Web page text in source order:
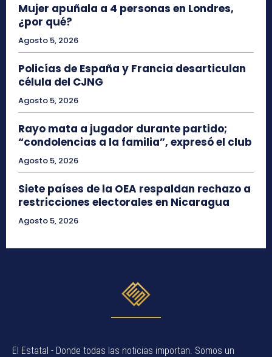
Mujer apuñala a 4 personas en Londres,
¿por qué?
Agosto 5, 2026
Policías de España y Francia desarticulan
célula del CJNG
Agosto 5, 2026
Rayo mata a jugador durante partido;
“condolencias a la familia”, expresó el club
Agosto 5, 2026
Siete países de la OEA respaldan rechazo a
restricciones electorales en Nicaragua
Agosto 5, 2026
El Estatal - Donde todas las noticias importan. Somos un